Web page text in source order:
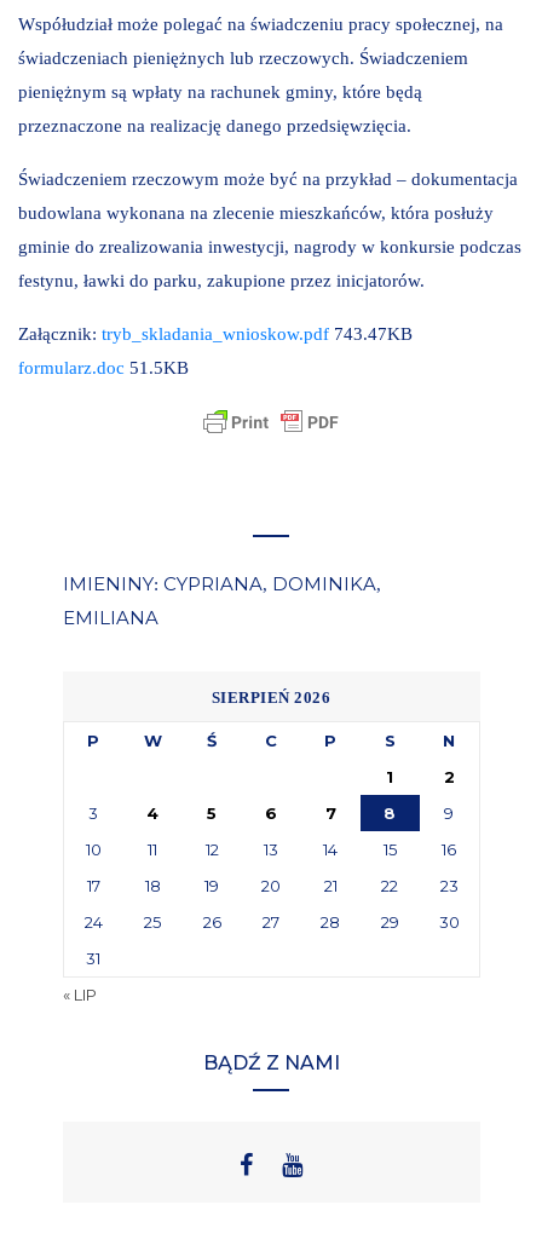
Współudział może polegać na świadczeniu pracy społecznej, na
świadczeniach pieniężnych lub rzeczowych. Świadczeniem
pieniężnym są wpłaty na rachunek gminy, które będą
przeznaczone na realizację danego przedsięwzięcia.
Świadczeniem rzeczowym może być na przykład – dokumentacja
budowlana wykonana na zlecenie mieszkańców, która posłuży
gminie do zrealizowania inwestycji, nagrody w konkursie podczas
festynu, ławki do parku, zakupione przez inicjatorów.
Załącznik: tryb_skladania_wnioskow.pdf 743.47KB
formularz.doc 51.5KB
IMIENINY: CYPRIANA, DOMINIKA,
EMILIANA
SIERPIEŃ 2026
P W Ś C P S
N
1
2
3
4 5 6 7 8
9
10
11 12 13 14 15
16
17
18 19 20 21 22
23
24
25 26 27 28 29
30
31
« LIP
BĄDŹ Z NAMI